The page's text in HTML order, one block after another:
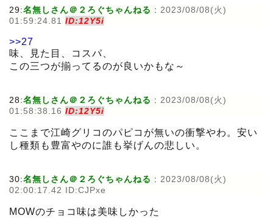
29:名無しさん＠２ろぐちゃんねる : 2023/08/08(火)
01:59:24.81 ID:12Y5i
>>27
味、見た目、コスパ、
この三つが揃ってるのが良いかもな～
28:名無しさん＠２ろぐちゃんねる : 2023/08/08(火)
01:58:38.16 ID:12Y5i
ここまで江崎グリコのパピコが無いの衝撃やわ。安い
し種類も豊富やのに誰も挙げんの悲しい。
30:名無しさん＠２ろぐちゃんねる : 2023/08/08(火)
02:00:17.42 ID:CJPxe
MOWのチョコ味は美味しかった